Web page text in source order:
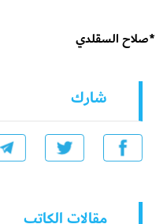
*صلاح السقلدي
شارك
مقالات الكاتب